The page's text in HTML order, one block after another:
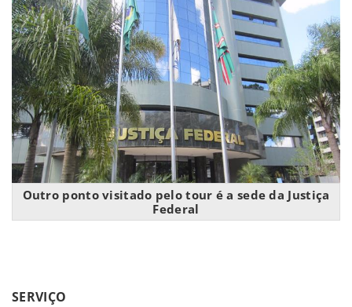
Outro ponto visitado pelo tour é a sede da Justiça
Federal
SERVIÇO